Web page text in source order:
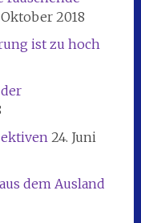
Oktober 2018
ist zu hoch
24. Juni
dem Ausland